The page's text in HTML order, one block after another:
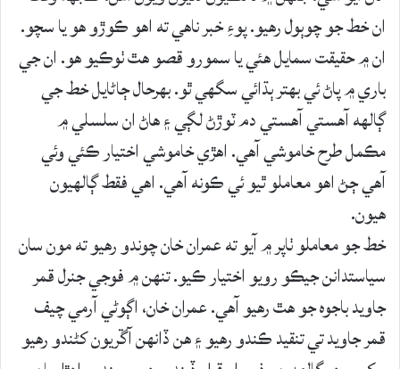
ان خط جو چوٻول رهيو. پوءِ خبر ناهي ته اهو ڪوڙو هو يا سچو.
ان ۾ حقيقت سمايل هئي يا سمورو قصو هٿ ٺوڪيو هو. ان جي
باري ۾ پاڻ ئي بهتر ٻڌائي سگهي ٿو. بهرحال ڄاڻايل خط جي
ڳالهه آهستي آهستي دم ٽوڙڻ لڳي ۽ هاڻ ان سلسلي ۾
مڪمل طرح خاموشي آهي. اهڙي خاموشي اختيار ڪئي وئي
آهي ڄڻ اهو معاملو ٿيو ئي ڪونه آهي. اهي فقط ڳالهيون
هيون.
خط جو معاملو ٺاپر ۾ آيو ته عمران خان چوندو رهيو ته مون سان
سياستدانن جيڪو رويو اختيار ڪيو. تنهن ۾ فوجي جنرل قمر
جاويد باجوه جو هٿ رهيو آهي. عمران خان، اڳوڻي آرمي چيف
قمر جاويد تي تنقيد ڪندو رهيو ۽ هن ڏانهن آڱريون کڻندو رهيو